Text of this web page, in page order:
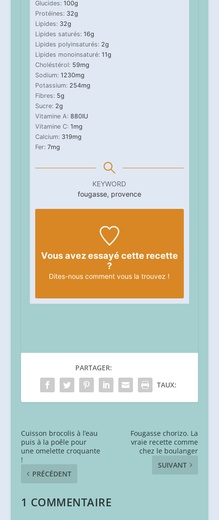
Glucides: 100g
Protéines: 32g
Lipides: 32g
Lipides saturés: 16g
Lipides polyinsaturés: 2g
Lipides monoinsaturé: 11g
Choléstérol: 59mg
Sodium: 1230mg
Potassium: 254mg
Fibres: 5g
Sucre: 2g
Vitamine A: 880IU
Vitamine C: 1mg
Calcium: 319mg
Fer: 7mg
KEYWORD
fougasse, provence
Vous avez essayé cette recette
?
Dites-nous comment vous la trouvez !
PARTAGER:
TAUX:
Cuisson brocolis à l’eau
puis à la poêle pour
une omelette croquante
!
PRÉCÉDENT
Fougasse chorizo. La
vraie recette comme
chez le boulanger
SUIVANT
1 COMMENTAIRE